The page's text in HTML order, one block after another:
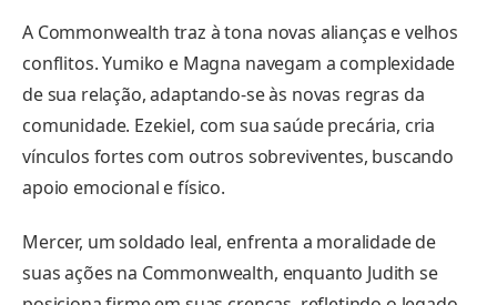
A Commonwealth traz à tona novas alianças e velhos
conflitos. Yumiko e Magna navegam a complexidade
de sua relação, adaptando-se às novas regras da
comunidade. Ezekiel, com sua saúde precária, cria
vínculos fortes com outros sobreviventes, buscando
apoio emocional e físico.
Mercer, um soldado leal, enfrenta a moralidade de
suas ações na Commonwealth, enquanto Judith se